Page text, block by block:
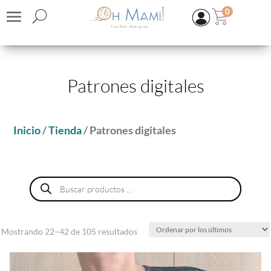
0
Patrones digitales
Inicio/Tienda/ Patrones digitales
Búsqueda
de
productos
Mostrando 22–42 de 105 resultadosOrdenado
por
CASASOL | Lino Flamé 1 y 3 cabos
7,70 (IVA inc.) + ADD